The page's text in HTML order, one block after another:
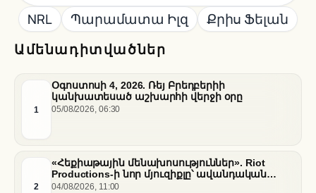
Ամենադիտվածներ
1
Օգոստոսի 4, 2026. Ռեյ Բրեդբերիի
կանխատեսած աշխարհի վերջի օրը
05/08/2026, 06:30
2
«Հեքիաթային մենախոսություններ». Riot
Productions-ի նոր մյուզիքլը՝ ավանդական
պատմությունների նոր վերաիմաստավորում
04/08/2026, 11:00
NRL Պարամատա Իլզ Քրիս Ֆելան